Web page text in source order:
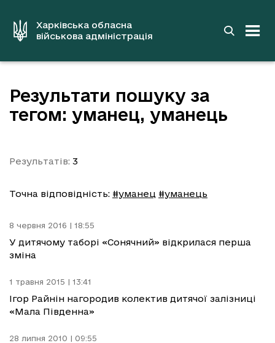
вмістуХарківська обласна
військова адміністрація
Результати пошуку за
тегом: уманец, уманець
Результатів: 3
Точна відповідність: #уманец #уманець
8 червня 2016 | 18:55
У дитячому таборі «Сонячний» відкрилася перша
зміна
1 травня 2015 | 13:41
Ігор Райнін нагородив колектив дитячої залізниці
«Мала Південна»
28 липня 2010 | 09:55